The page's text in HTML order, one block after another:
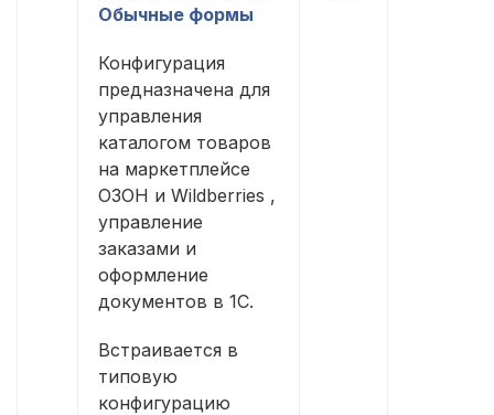
Обычные формы
Конфигурация
предназначена для
управления
каталогом товаров
на маркетплейсе
ОЗОН и Wildberries ,
управление
заказами и
оформление
документов в 1С.
Встраивается в
типовую
конфигурацию